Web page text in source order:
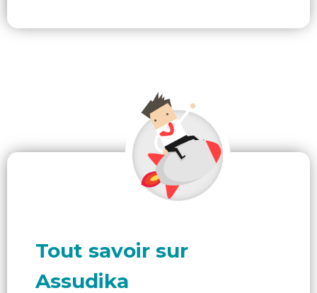
Tout savoir sur
Assudika